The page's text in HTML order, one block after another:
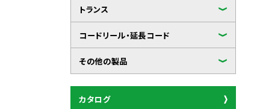
トランス
コードリール・延長コード
その他の製品
カタログ